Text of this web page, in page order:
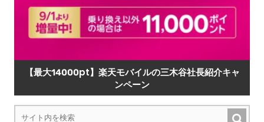
【最大14000pt】楽天モバイルの三木谷社長紹介キャ
ンペーン